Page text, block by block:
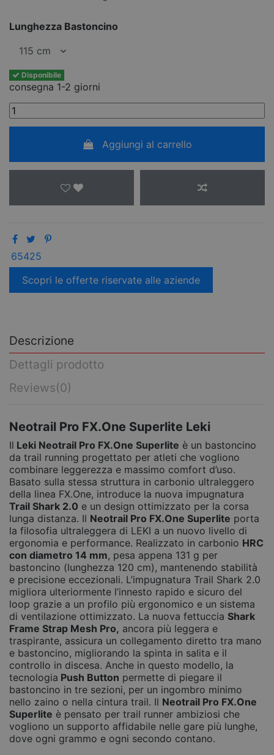
Lunghezza Bastoncino
Disponibile
consegna 1-2 giorni
Aggiungi al carrello
65425
Scopri le offerte riservate alle aziende
Descrizione
Dettagli prodotto
Reviews(0)
Neotrail Pro FX.One Superlite Leki
Il Leki Neotrail Pro FX.One Superlite è un bastoncino
da trail running progettato per atleti che vogliono
combinare leggerezza e massimo comfort d’uso.
Basato sulla stessa struttura in carbonio ultraleggero
della linea FX.One, introduce la nuova impugnatura
Trail Shark 2.0 e un design ottimizzato per la corsa
lunga distanza. Il Neotrail Pro FX.One Superlite porta
la filosofia ultraleggera di LEKI a un nuovo livello di
ergonomia e performance. Realizzato in carbonio HRC
con diametro 14 mm, pesa appena 131 g per
bastoncino (lunghezza 120 cm), mantenendo stabilità
e precisione eccezionali. L’impugnatura Trail Shark 2.0
migliora ulteriormente l’innesto rapido e sicuro del
loop grazie a un profilo più ergonomico e un sistema
di ventilazione ottimizzato. La nuova fettuccia Shark
Frame Strap Mesh Pro, ancora più leggera e
traspirante, assicura un collegamento diretto tra mano
e bastoncino, migliorando la spinta in salita e il
controllo in discesa. Anche in questo modello, la
tecnologia Push Button permette di piegare il
bastoncino in tre sezioni, per un ingombro minimo
nello zaino o nella cintura trail. Il Neotrail Pro FX.One
Superlite è pensato per trail runner ambiziosi che
vogliono un supporto affidabile nelle gare più lunghe,
dove ogni grammo e ogni secondo contano.